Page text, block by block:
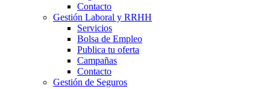
Contacto
Gestión Laboral y RRHH
Servicios
Bolsa de Empleo
Publica tu oferta
Campañas
Contacto
Gestión de Seguros